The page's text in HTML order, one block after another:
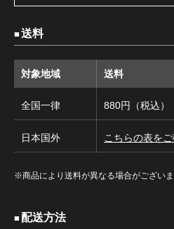
送料
対象地域 送料
全国一律 880円（税込）
日本国外 こちらの表を
※商品により送料が異なる場合がございま
配送方法